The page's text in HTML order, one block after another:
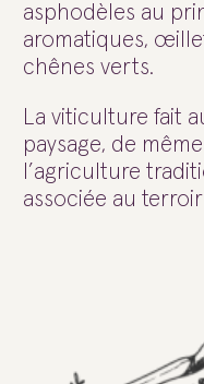
asphodèles au
aromatiques,
chênes verts.
La viticulture fait
paysage, de
l’agriculture
associée au